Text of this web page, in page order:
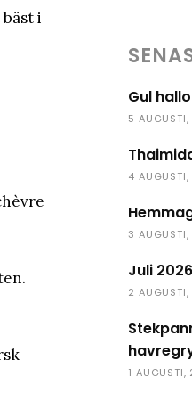
i
Gul
5
4
3
Juli 2026
2
1